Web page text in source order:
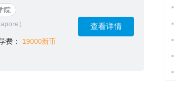
院
）
费： 19000新币
查看详情